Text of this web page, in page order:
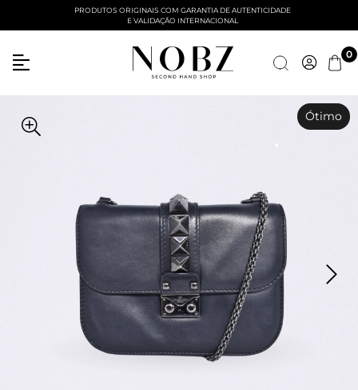
PRODUTOS ORIGINAIS COM GARANTIA DE AUTENTICIDADE
E VALIDAÇÃO INTERNACIONAL
0
Ótimo